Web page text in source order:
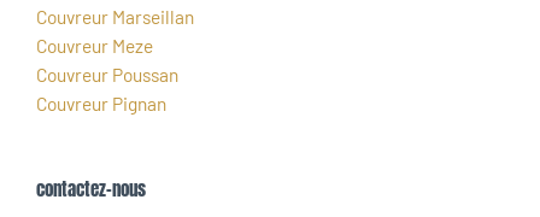
Couvreur Marseillan
Couvreur Meze
Couvreur Poussan
Couvreur Pignan
contactez-nous